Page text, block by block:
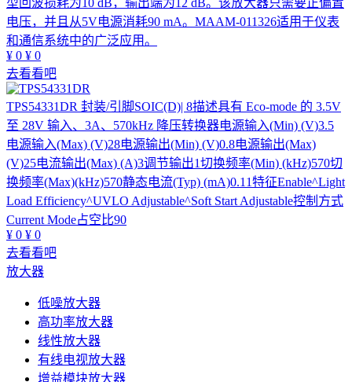
型回波损耗为10 dB，输出端为12 dB。该放大器只需要正偏置
电压，并且从5V电源消耗90 mA。MAAM-011326适用于仪表
和通信系统中的广泛应用。
¥ 0 ¥ 0
去看看吧
TPS54331DR 封装/引脚SOIC(D)| 8描述具有 Eco-mode 的 3.5V
至 28V 输入、3A、570kHz 降压转换器电源输入(Min) (V)3.5
电源输入(Max) (V)28电源输出(Min) (V)0.8电源输出(Max)
(V)25电流输出(Max) (A)3调节输出1切换频率(Min) (kHz)570切
换频率(Max)(kHz)570静态电流(Typ) (mA)0.11特征Enable^Light
Load Efficiency^UVLO Adjustable^Soft Start Adjustable控制方式
Current Mode占空比90
¥ 0 ¥ 0
去看看吧
放大器
低噪放大器
高功率放大器
线性放大器
有线电视放大器
增益模块放大器